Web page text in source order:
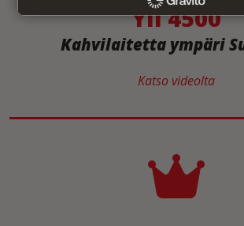
Yli 4500
Kahvilaitetta ympäri
Katso videolta